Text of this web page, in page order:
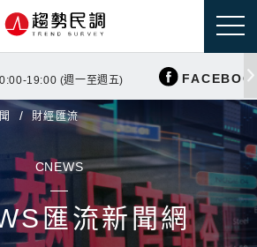
19:00 (週一至週五)
財經匯流
CNEWS
匯流新聞網